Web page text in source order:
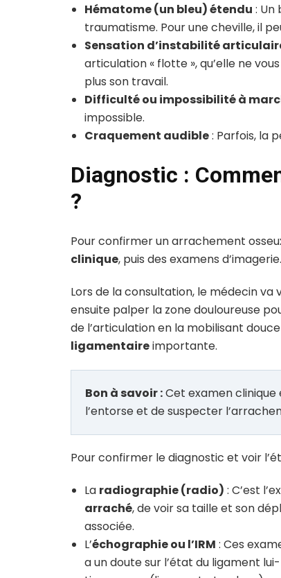
Hématome (un bleu) étendu : Un
traumatisme. Pour une cheville, il
Sensation d’instabilité
articulation « flotte », qu’elle ne
plus son travail.
Difficulté ou impossibilité à
impossible.
Craquement audible: Parfois, la
Diagnostic :
?
Pour confirmer un arrachement
clinique, puis des examens d’imagerie.
Lors de la consultation, le médecin va
ensuite palper la zone douloureuse
de l’articulation en la mobilisant
ligamentaireimportante.
Bon à savoir :Cet examen clinique
l’entorse et de suspecter
Pour confirmer le diagnostic et voir
La radiographie (radio) : C’est
arraché, de voir sa taille et son
associée.
L’échographie ou l’IRM : Ces
a un doute sur l’état du ligament